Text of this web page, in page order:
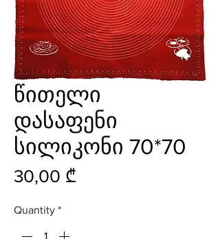
წითელი
დასაფენი
სილიკონი 70*70
30,00 ₾
Quantity *